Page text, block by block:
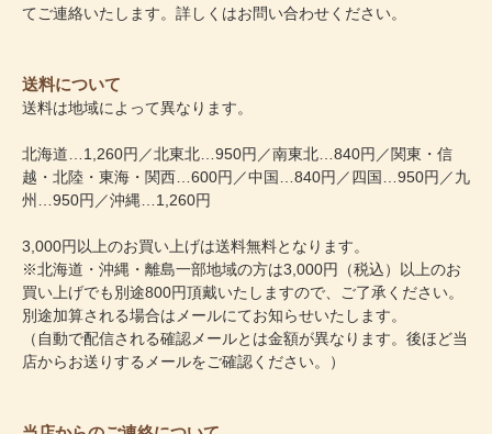
てご連絡いたします。詳しくはお問い合わせください。
送料について
送料は地域によって異なります。
北海道…1,260円／北東北…950円／南東北…840円／関東・信
越・北陸・東海・関西…600円／中国…840円／四国…950円／九
州…950円／沖縄…1,260円
3,000円以上のお買い上げは送料無料となります。
※北海道・沖縄・離島一部地域の方は3,000円（税込）以上のお
買い上げでも別途800円頂戴いたしますので、ご了承ください。
別途加算される場合はメールにてお知らせいたします。
（自動で配信される確認メールとは金額が異なります。後ほど当
店からお送りするメールをご確認ください。）